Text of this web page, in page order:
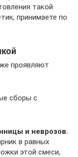
такой
принимаете по
проявляют
сборы с
и неврозов.
в равных
этой смеси,